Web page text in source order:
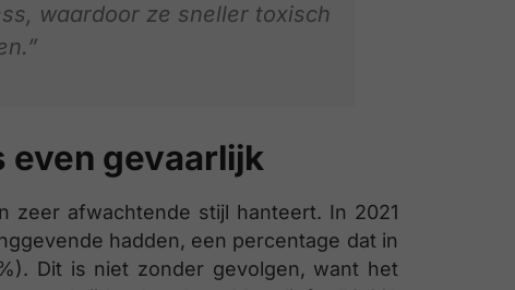
waardoor ze sneller toxisch
even gevaarlijk
zeer afwachtende stijl hanteert. In 2021
hadden, een percentage dat in
Dit is niet zonder gevolgen, want het